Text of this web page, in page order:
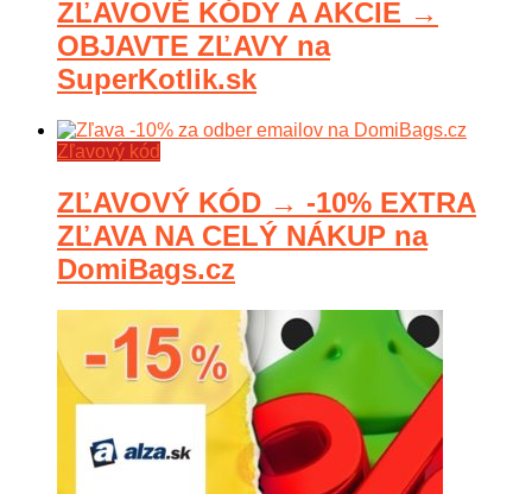
ZĽAVOVÉ KÓDY A AKCIE →
OBJAVTE ZĽAVY na
SuperKotlik.sk
Zľavový kód
ZĽAVOVÝ KÓD → -10% EXTRA
ZĽAVA NA CELÝ NÁKUP na
DomiBags.cz